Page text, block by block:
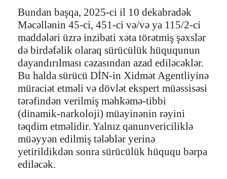
Bundan başqa, 2025-ci il 10 dekabradək
Məcəllənin 45-ci, 451-ci və/və ya 115/2-ci
maddələri üzrə inzibati xəta törətmiş şəxslər
də birdəfəlik olaraq sürücülük hüququnun
dayandırılması cəzasından azad ediləcəklər.
Bu halda sürücü DİN-in Xidmət Agentliyinə
müraciət etməli və dövlət ekspert müəssisəsi
tərəfindən verilmiş məhkəmə-tibbi
(dinamik-narkoloji) müayinənin rəyini
təqdim etməlidir. Yalnız qanunvericiliklə
müəyyən edilmiş tələblər yerinə
yetirildikdən sonra sürücülük hüququ bərpa
ediləcək.